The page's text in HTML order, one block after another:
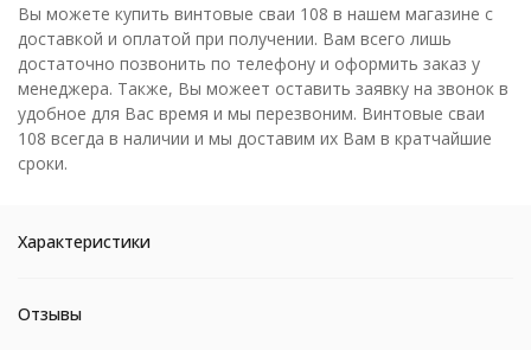
Вы можете купить винтовые сваи 108 в нашем магазине с
доставкой и оплатой при получении. Вам всего лишь
достаточно позвонить по телефону и оформить заказ у
менеджера. Также, Вы можеет оставить заявку на звонок в
удобное для Вас время и мы перезвоним. Винтовые сваи
108 всегда в наличии и мы доставим их Вам в кратчайшие
сроки.
Характеристики
Отзывы